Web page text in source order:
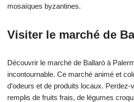
mosaïques byzantines.
Visiter le marché de
Découvrir le marché de Ballarò à
incontournable. Ce marché animé et
d’odeurs et de produits locaux.
remplis de fruits frais, de légumes